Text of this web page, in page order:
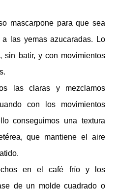
mascarpone para que sea
las yemas azucaradas. Lo
sin batir, y con movimientos
las claras y mezclamos
con los movimientos
conseguimos una textura
que mantiene el aire
en el café frío y los
de un molde cuadrado o